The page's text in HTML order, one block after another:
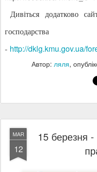
Дивіться додатково
- http://dklg.kmu.gov.ua/
Автор: ляля,
MAR
12
15 березня -